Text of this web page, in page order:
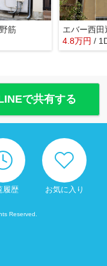
筋
エバー西田
4.8万円 /
で共有する
履歴 お気に入り
Reserved.